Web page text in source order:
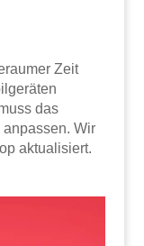
Zeit
das
Wir
aktualisiert.